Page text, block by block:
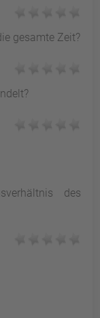
gesamte Zeit?
des